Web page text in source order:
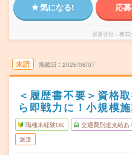
気になる! 応
派遣会社 株式
未読 掲載日 2026/08/07
＜履歴書不要＞資格
ら即戦力に！小規模
職種未経験OK 交通費別途支給あ
派遣